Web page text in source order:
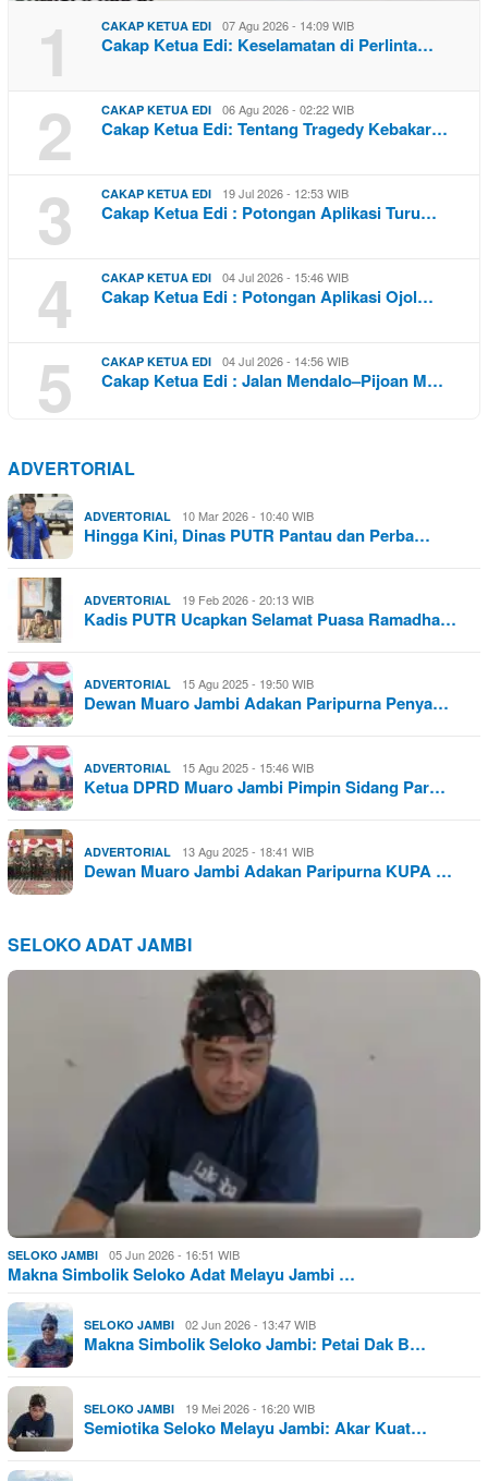
1 CAKAP KETUA EDI 07 Agu 2026 - 14:09 WIB
Cakap Ketua Edi: Keselamatan di Perlinta…
2 CAKAP KETUA EDI 06 Agu 2026 - 02:22 WIB
Cakap Ketua Edi: Tentang Tragedy Kebakar…
3 CAKAP KETUA EDI 19 Jul 2026 - 12:53 WIB
Cakap Ketua Edi : Potongan Aplikasi Turu…
4 CAKAP KETUA EDI 04 Jul 2026 - 15:46 WIB
Cakap Ketua Edi : Potongan Aplikasi Ojol…
5 CAKAP KETUA EDI 04 Jul 2026 - 14:56 WIB
Cakap Ketua Edi : Jalan Mendalo–Pijoan M…
ADVERTORIAL
ADVERTORIAL 10 Mar 2026 - 10:40 WIB
Hingga Kini, Dinas PUTR Pantau dan Perba…
ADVERTORIAL 19 Feb 2026 - 20:13 WIB
Kadis PUTR Ucapkan Selamat Puasa Ramadha…
ADVERTORIAL 15 Agu 2025 - 19:50 WIB
Dewan Muaro Jambi Adakan Paripurna Penya…
ADVERTORIAL 15 Agu 2025 - 15:46 WIB
Ketua DPRD Muaro Jambi Pimpin Sidang Par…
ADVERTORIAL 13 Agu 2025 - 18:41 WIB
Dewan Muaro Jambi Adakan Paripurna KUPA …
SELOKO ADAT JAMBI
SELOKO JAMBI 05 Jun 2026 - 16:51 WIB
Makna Simbolik Seloko Adat Melayu Jambi …
SELOKO JAMBI 02 Jun 2026 - 13:47 WIB
Makna Simbolik Seloko Jambi: Petai Dak B…
SELOKO JAMBI 19 Mei 2026 - 16:20 WIB
Semiotika Seloko Melayu Jambi: Akar Kuat…